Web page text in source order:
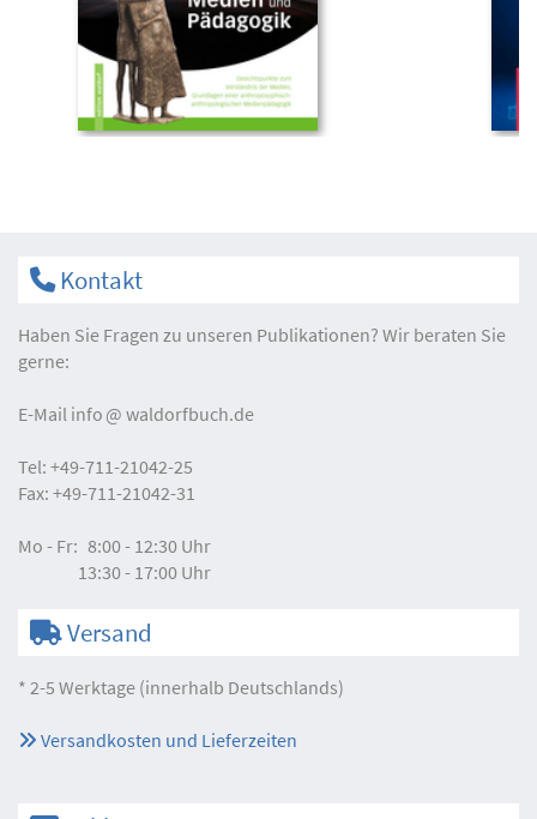
Kontakt
Haben Sie Fragen zu unseren Publikationen? Wir beraten Sie
gerne:
E-Mail info waldorfbuch.de
Tel: +49-711-21042-25
Fax: +49-711-21042-31
Mo - Fr: 8:00 - 12:30 Uhr
13:30 - 17:00 Uhr
Versand
* 2-5 Werktage (innerhalb Deutschlands)
Versandkosten und Lieferzeiten